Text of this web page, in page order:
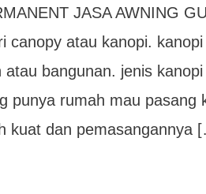
JASA AWNING
canopy atau kanopi.
bangunan. jenis
punya rumah mau pasang
kuat dan pemasangannya